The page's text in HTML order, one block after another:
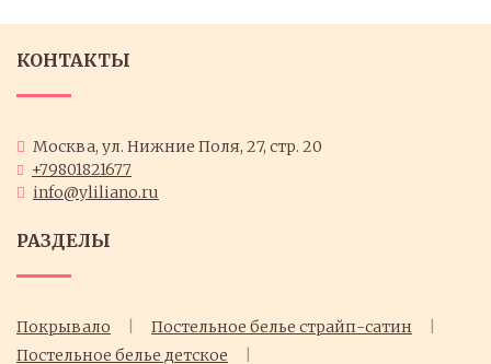
КОНТАКТЫ
Москва, ул. Нижние Поля, 27, стр. 20
+79801821677
info@yliliano.ru
РАЗДЕЛЫ
Покрывало
Постельное белье страйп-сатин
Постельное белье детское